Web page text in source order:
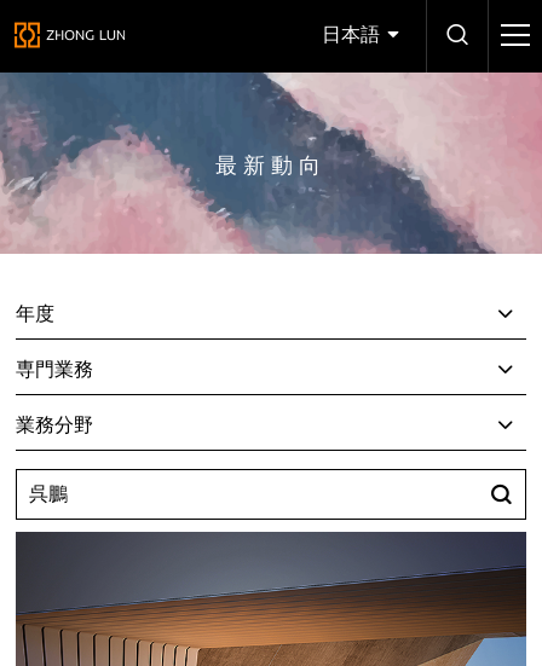
日本語
最新動向
年度
専門業務
業務分野